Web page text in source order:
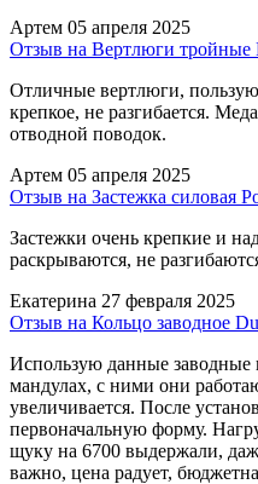
Артем 05 апреля 2025
Отзыв на Вертлюги тройные
Отличные вертлюги,
крепкое, не разгибается.
отводной поводок.
Артем 05 апреля 2025
Отзыв на Застежка силовая
Застежки очень крепкие и
раскрываются, не
Екатерина 27 февраля 2025
Отзыв на Кольцо заводное
Использую данные заводные
мандулах, с ними они
увеличивается. После
первоначальную форму.
щуку на 6700 выдержали,
важно, цена радует,